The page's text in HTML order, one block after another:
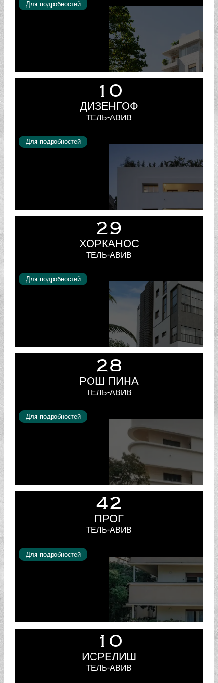
Для подробностей
10
ДИЗЕНГОФ
ТЕЛЬ-АВИВ
Для подробностей
29
ХОРКАНОС
ТЕЛЬ-АВИВ
Для подробностей
28
РОШ-ПИНА
ТЕЛЬ-АВИВ
Для подробностей
42
ПРОГ
ТЕЛЬ-АВИВ
Для подробностей
10
ИСРЕЛИШ
ТЕЛЬ-АВИВ
הצטרפו ל- FRIENDS
& FAMILY ותוכלו
ליהנות מהרשמה
מוקדמת לפרויקטים
בפריסייל ושלל